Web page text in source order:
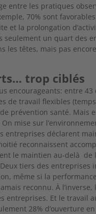
entre les pratiques
70% sont
et la prolongation
seulement un quart des
les têtes, mais pas
trop ciblés
encourageants: entre 43
de travail flexibles
prévention santé. Mais
mise sur
entreprises déclarent
reconnaissent
le maintien au-delà de
tiers des entreprises
même si la
reconnu. À
entreprises. Et le travail
28% d’ouverture en